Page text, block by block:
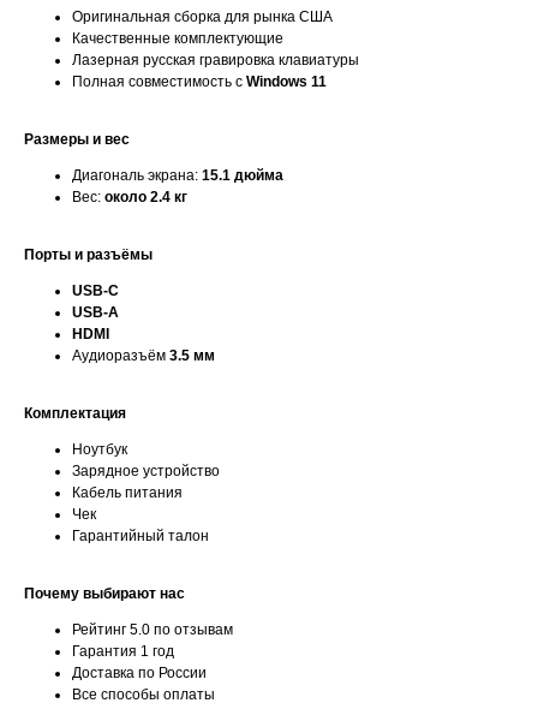
Оригинальная сборка для рынка США
Качественные комплектующие
Лазерная русская гравировка клавиатуры
Полная совместимость с Windows 11
Размеры и вес
Диагональ экрана: 15.1 дюйма
Вес: около 2.4 кг
Порты и разъёмы
USB-C
USB-A
HDMI
Аудиоразъём 3.5 мм
Комплектация
Ноутбук
Зарядное устройство
Кабель питания
Чек
Гарантийный талон
Почему выбирают нас
Рейтинг 5.0 по отзывам
Гарантия 1 год
Доставка по России
Все способы оплаты